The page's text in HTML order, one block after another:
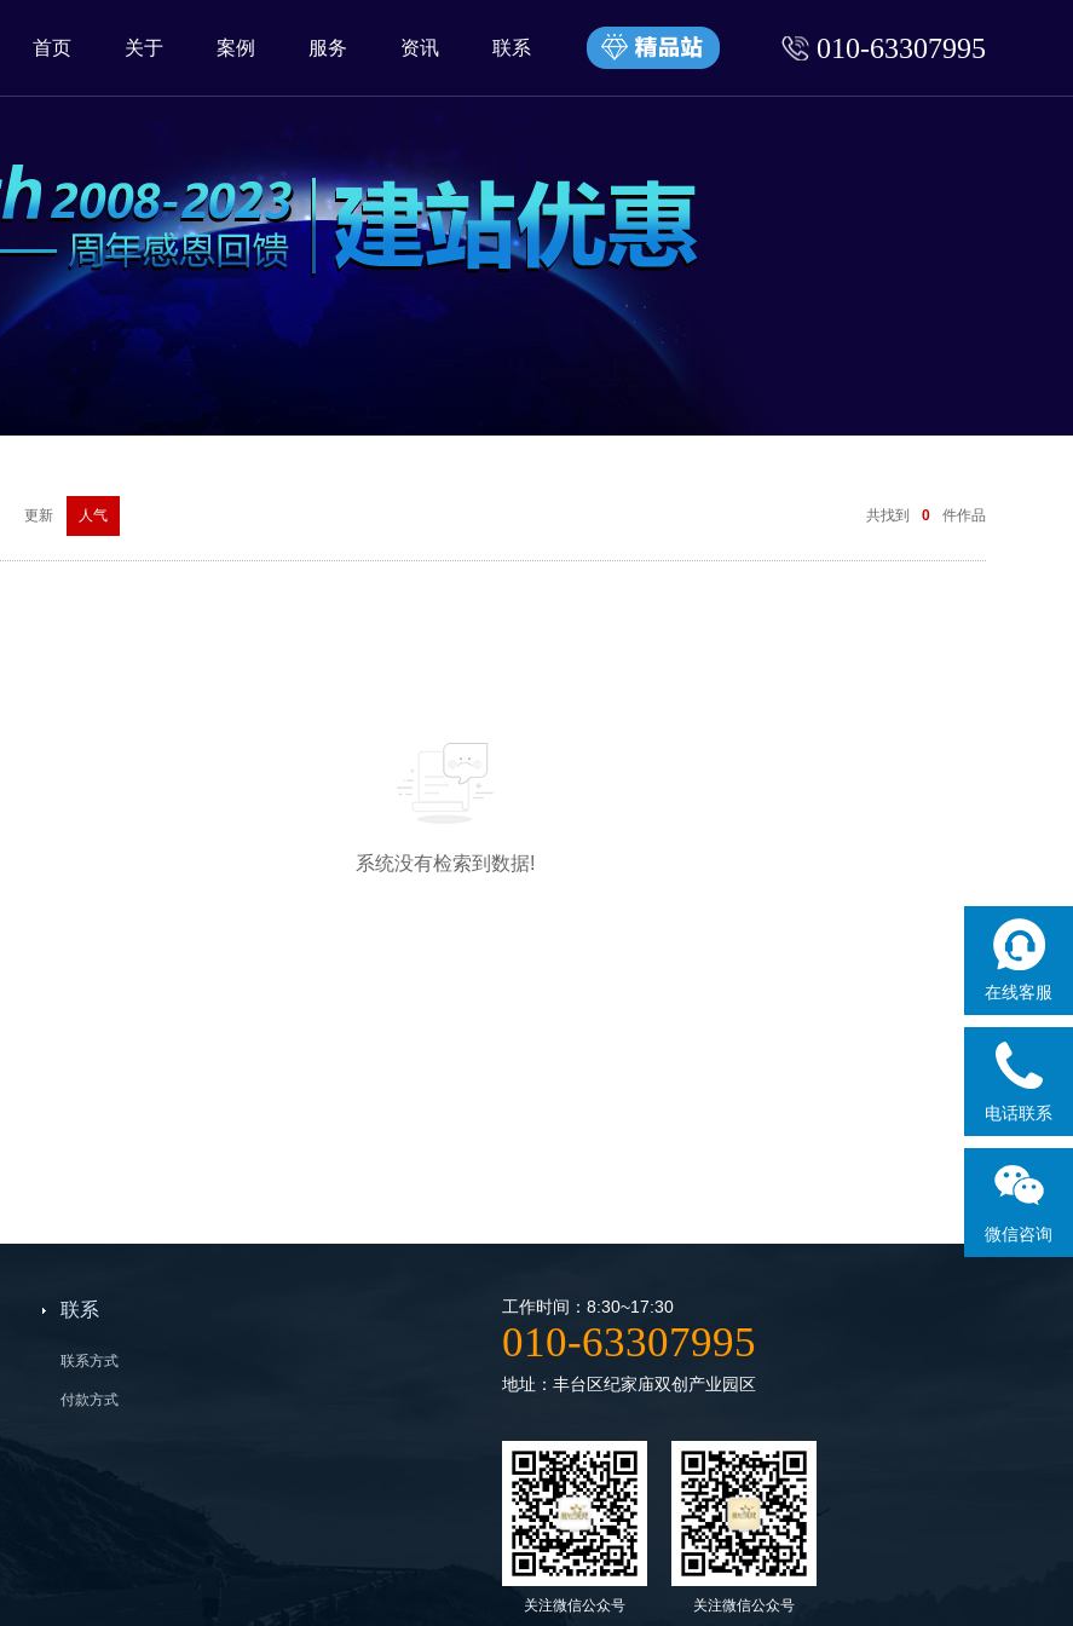
010-63307995
首页 关于 案例 服务 资讯 联系
在线客服
电话联系
微信咨询
更新 人气 共找到 0 件作品
系统没有检索到数据!
联系
联系方式
付款方式
工作时间：8:30~17:30
010-63307995
地址：丰台区纪家庙双创产业园区
关注微信公众号 关注微信公众号